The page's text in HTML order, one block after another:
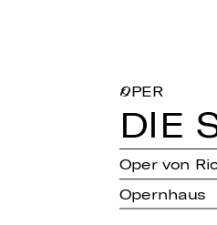
OPER
DIE
Oper von
Opernhaus